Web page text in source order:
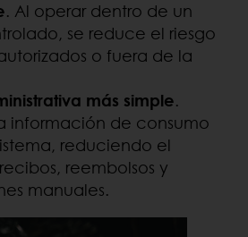
. Al operar dentro de un
se reduce el riesgo
o fuera de la
más simple.
información de consumo
reduciendo el
reembolsos y
manuales.